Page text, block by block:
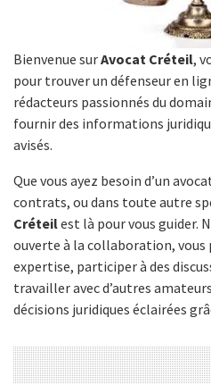
Bienvenue surAvocat Créteil,
pour trouver un défenseur en
rédacteurs passionnés du
fournir des informations
avisés.
Que vous ayez besoin d’un
contrats, ou dans toute autre
Créteilest là pour vous guider.
ouverte à la collaboration,
expertise, participer à des
travailler avec d’autres
décisions juridiques éclairées